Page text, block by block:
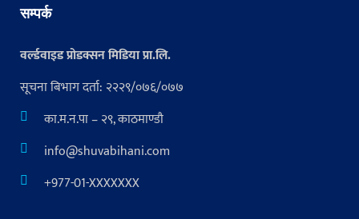
सम्पर्क
वर्ल्डवाइड प्रोडक्सन मिडिया प्रा.लि.
सूचना बिभाग दर्ता: २२२९/०७६/०७७
का.म.न.पा – २९, काठमाण्डौ
info@shuvabihani.com
+977-01-XXXXXXX